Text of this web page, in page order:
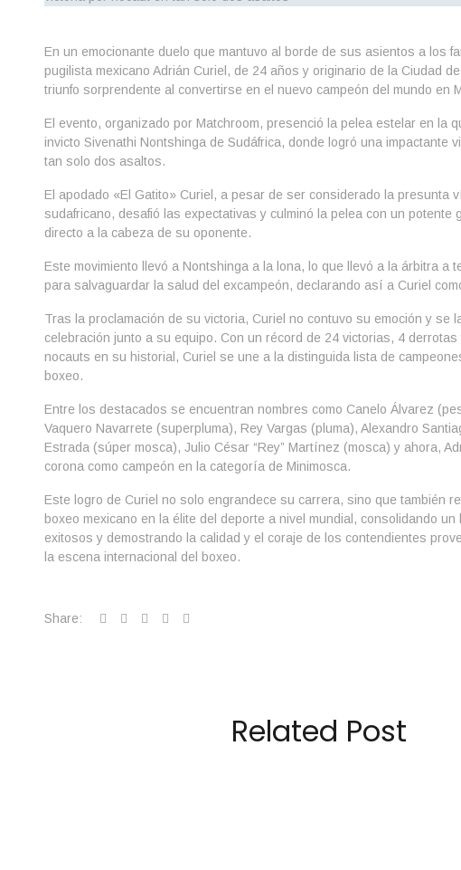
En un emocionante duelo que mantuvo al borde de sus asientos a los
pugilista mexicano Adrián Curiel, de 24 años y originario de la Ciudad
triunfo sorprendente al convertirse en el nuevo campeón del mundo en
El evento, organizado por Matchroom, presenció la pelea estelar en la
invicto Sivenathi Nontshinga de Sudáfrica, donde logró una impactante
tan solo dos asaltos.
El apodado «El Gatito» Curiel, a pesar de ser considerado la presunta
sudafricano, desafió las expectativas y culminó la pelea con un potente
directo a la cabeza de su oponente.
Este movimiento llevó a Nontshinga a la lona, lo que llevó a la árbitra a
para salvaguardar la salud del excampeón, declarando así a Curiel
Tras la proclamación de su victoria, Curiel no contuvo su emoción y se
celebración junto a su equipo. Con un récord de 24 victorias, 4 derrotas
nocauts en su historial, Curiel se une a la distinguida lista de
boxeo.
Entre los destacados se encuentran nombres como Canelo Álvarez
Vaquero Navarrete (superpluma), Rey Vargas (pluma), Alexandro
Estrada (súper mosca), Julio César “Rey” Martínez (mosca) y ahora,
corona como campeón en la categoría de Minimosca.
Este logro de Curiel no solo engrandece su carrera, sino que también
boxeo mexicano en la élite del deporte a nivel mundial, consolidando
exitosos y demostrando la calidad y el coraje de los contendientes
la escena internacional del boxeo.
Share:
Related Post